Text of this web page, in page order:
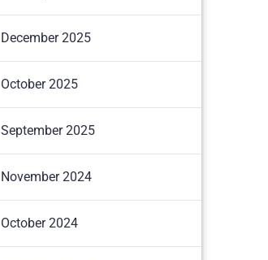
December 2025
October 2025
September 2025
November 2024
October 2024